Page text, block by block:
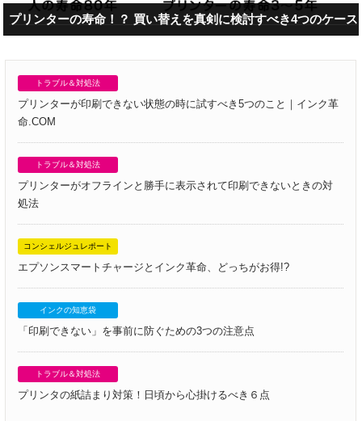
プリンターの寿命！？ 買い替えを真剣に検討すべき4つのケース
トラブル＆対処法
プリンターが印刷できない状態の時に試すべき5つのこと｜インク革
命.COM
トラブル＆対処法
プリンターがオフラインと勝手に表示されて印刷できないときの対
処法
コンシェルジュレポート
エプソンスマートチャージとインク革命、どっちがお得!?
インクの知恵袋
「印刷できない」を事前に防ぐための3つの注意点
トラブル＆対処法
プリンタの紙詰まり対策！日頃から心掛けるべき６点